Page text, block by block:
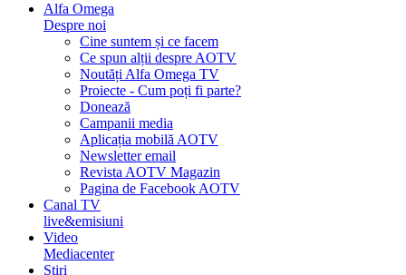
Alfa Omega
Despre noi
Cine suntem și ce facem
Ce spun alții despre AOTV
Noutăți Alfa Omega TV
Proiecte - Cum poți fi parte?
Donează
Campanii media
Aplicația mobilă AOTV
Newsletter email
Revista AOTV Magazin
Pagina de Facebook AOTV
Canal TV
live&emisiuni
Video
Mediacenter
Știri